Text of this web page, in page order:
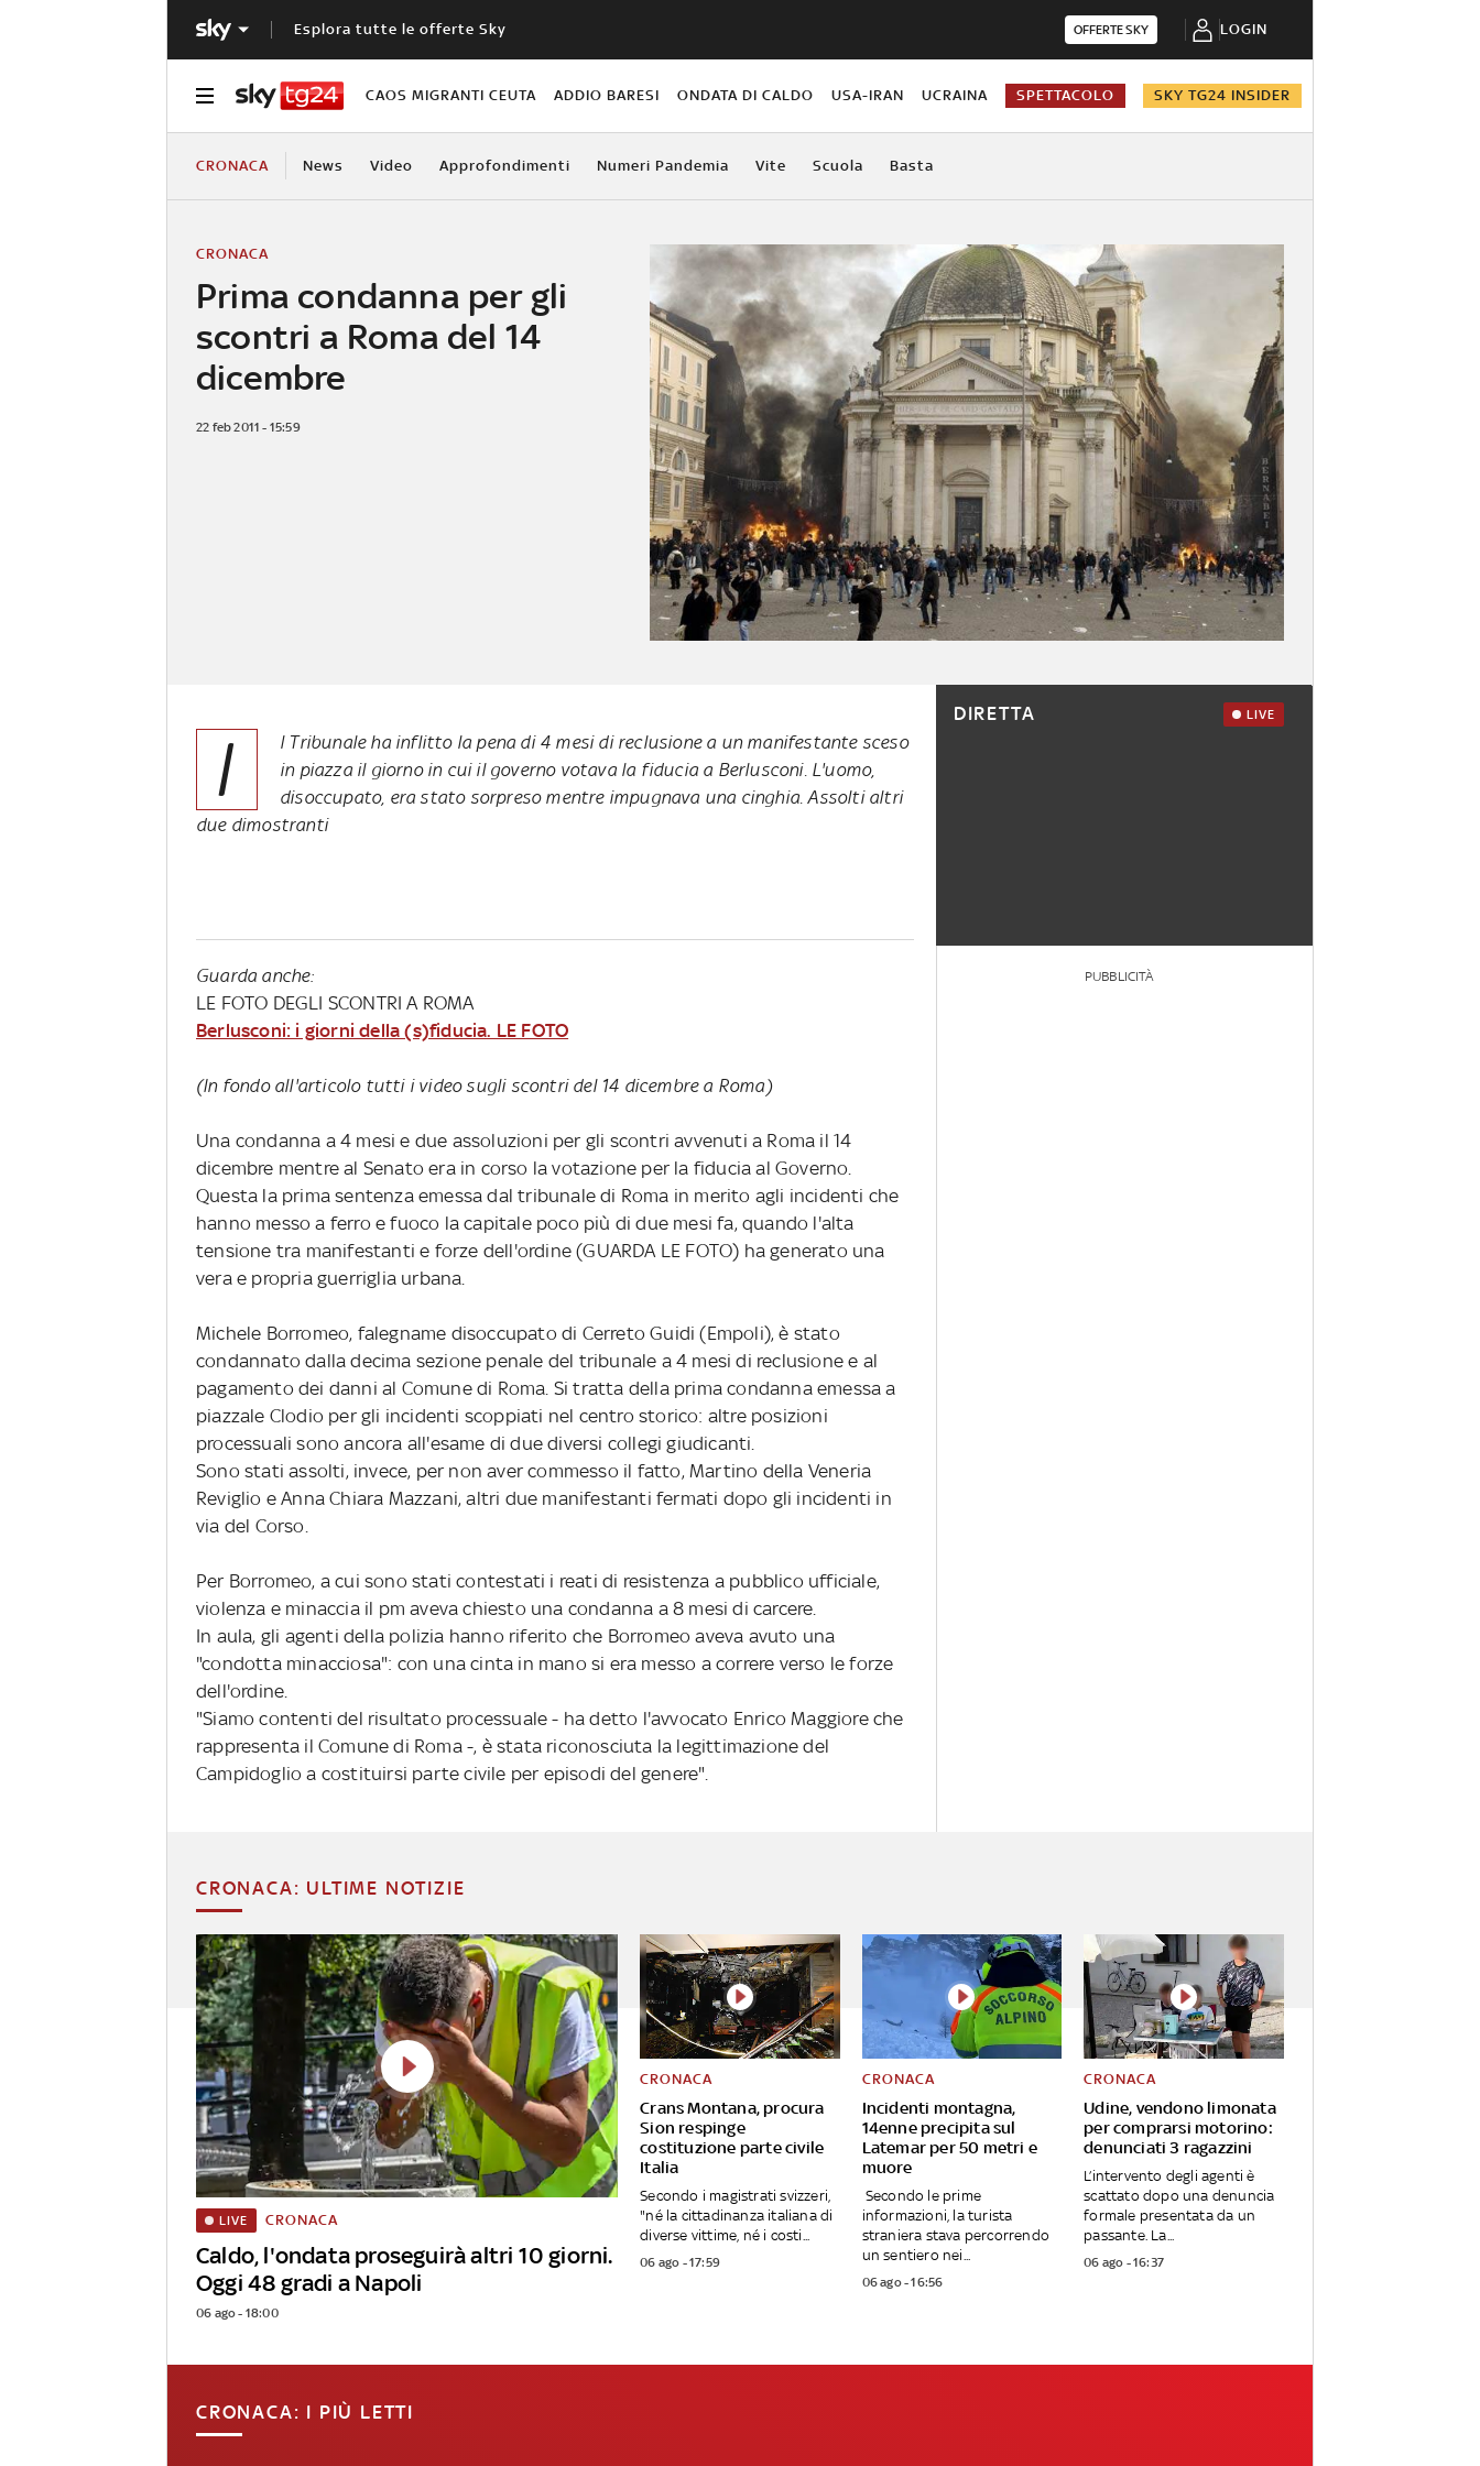
Esplora tutte le offerte Sky OFFERTE SKY LOGIN
CAOS MIGRANTI CEUTA ADDIO BARESI ONDATA DI CALDO USA-IRAN UCRAINA SPETTACOLO SKY TG24 INSIDER
CRONACA News Video Approfondimenti Numeri Pandemia Vite Scuola Basta
Prima condanna per gli
scontri a Roma del 14
dicembre
CRONACA
22 feb 2011 - 15:59
I
l Tribunale ha inflitto la pena di 4 mesi di reclusione a un manifestante sceso
in piazza il giorno in cui il governo votava la fiducia a Berlusconi. L'uomo,
disoccupato, era stato sorpreso mentre impugnava una cinghia. Assolti altri
due dimostranti
Guarda anche:
LE FOTO DEGLI SCONTRI A ROMA
Berlusconi: i giorni della (s)fiducia. LE FOTO
(In fondo all'articolo tutti i video sugli scontri del 14 dicembre a Roma)
Una condanna a 4 mesi e due assoluzioni per gli scontri avvenuti a Roma il 14
dicembre mentre al Senato era in corso la votazione per la fiducia al Governo.
Questa la prima sentenza emessa dal tribunale di Roma in merito agli incidenti che
hanno messo a ferro e fuoco la capitale poco più di due mesi fa, quando l'alta
tensione tra manifestanti e forze dell'ordine (GUARDA LE FOTO) ha generato una
vera e propria guerriglia urbana.
Michele Borromeo, falegname disoccupato di Cerreto Guidi (Empoli), è stato
condannato dalla decima sezione penale del tribunale a 4 mesi di reclusione e al
pagamento dei danni al Comune di Roma. Si tratta della prima condanna emessa a
piazzale Clodio per gli incidenti scoppiati nel centro storico: altre posizioni
processuali sono ancora all'esame di due diversi collegi giudicanti.
Sono stati assolti, invece, per non aver commesso il fatto, Martino della Veneria
Reviglio e Anna Chiara Mazzani, altri due manifestanti fermati dopo gli incidenti in
via del Corso.
Per Borromeo, a cui sono stati contestati i reati di resistenza a pubblico ufficiale,
violenza e minaccia il pm aveva chiesto una condanna a 8 mesi di carcere.
In aula, gli agenti della polizia hanno riferito che Borromeo aveva avuto una
"condotta minacciosa": con una cinta in mano si era messo a correre verso le forze
dell'ordine.
"Siamo contenti del risultato processuale - ha detto l'avvocato Enrico Maggiore che
rappresenta il Comune di Roma -, è stata riconosciuta la legittimazione del
Campidoglio a costituirsi parte civile per episodi del genere".
DIRETTA LIVE
PUBBLICITÀ
CRONACA: ULTIME NOTIZIE
Caldo, l'ondata proseguirà altri 10 giorni.
Oggi 48 gradi a Napoli
LIVE CRONACA
06 ago - 18:00
Crans Montana, procura
Sion respinge
costituzione parte civile
Italia
CRONACA
Secondo i magistrati svizzeri,
"né la cittadinanza italiana di
diverse vittime, né i costi...
06 ago - 17:59
Incidenti montagna,
14enne precipita sul
Latemar per 50 metri e
muore
CRONACA
Secondo le prime
informazioni, la turista
straniera stava percorrendo
un sentiero nei...
06 ago - 16:56
Udine, vendono limonata
per comprarsi motorino:
denunciati 3 ragazzini
CRONACA
L’intervento degli agenti è
scattato dopo una denuncia
formale presentata da un
passante. La...
06 ago - 16:37
CRONACA: I PIÙ LETTI